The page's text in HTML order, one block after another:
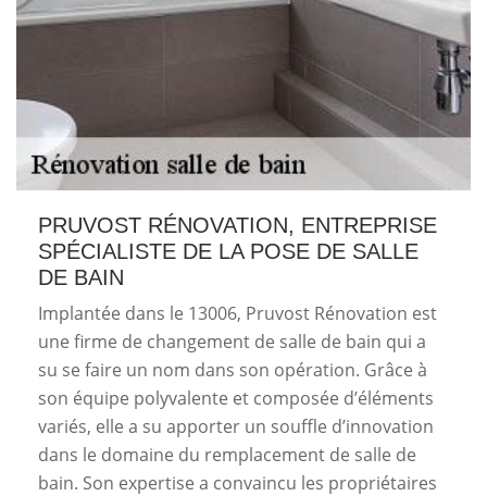
PRUVOST RÉNOVATION, ENTREPRISE
SPÉCIALISTE DE LA POSE DE SALLE
DE BAIN
Implantée dans le 13006, Pruvost Rénovation est
une firme de changement de salle de bain qui a
su se faire un nom dans son opération. Grâce à
son équipe polyvalente et composée d’éléments
variés, elle a su apporter un souffle d’innovation
dans le domaine du remplacement de salle de
bain. Son expertise a convaincu les propriétaires